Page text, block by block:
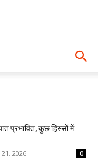
प्रभावित, कुछ हिस्सों में
2026 0